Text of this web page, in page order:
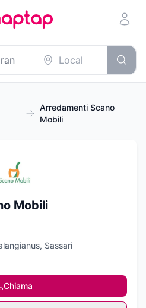
Arredamenti Scano
Mobili
Mobili
Sassari
Chiama